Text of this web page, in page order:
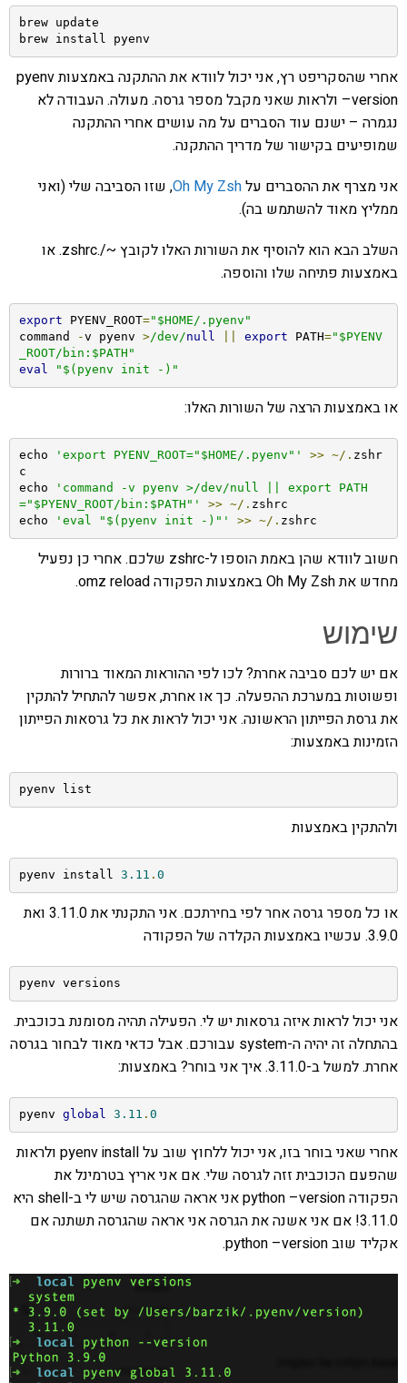
brew update
brew install pyenv
אחרי שהסקריפט רץ, אני יכול לוודא את ההתקנה באמצעות pyenv
–version ולראות שאני מקבל מספר גרסה. מעולה. העבודה לא
נגמרה – ישנם עוד הסברים על מה עושים אחרי ההתקנה
שמופיעים בקישור של מדריך ההתקנה.
אני מצרף את ההסברים עלOh My Zsh, שזו הסביבה שלי (ואני
ממליץ מאוד להשתמש בה).
השלב הבא הוא להוסיף את השורות האלו לקובץ ~/.zshrc. או
באמצעות פתיחה שלו והוספה.
export PYENV_ROOT="$HOME/.pyenv"
command
-v pyenv >/dev/null export PATH="$PYENV
_ROOT/bin:$PATH"
eval
"$(pyenv init -)"
או באמצעות הרצה של השורות האלו:
echo 'export PYENV_ROOT="$HOME/.pyenv"' >> ~/. zshr
c
echo
'command -v pyenv >/dev/null || export PATH
="$PYENV_ROOT/bin:$PATH"'
>> ~/. zshrc
echo
'eval "$(pyenv init -)"' >> ~/. zshrc
חשוב לוודא שהן באמת הוספו ל-zshrc שלכם. אחרי כן נפעיל
מחדש את Oh My Zsh באמצעות הפקודה omz reload.
שימוש
אם יש לכם סביבה אחרת? לכו לפי ההוראות המאוד ברורות
ופשוטות במערכת ההפעלה. כך או אחרת, אפשר להתחיל להתקין
את גרסת הפייתון הראשונה. אני יכול לראות את כל גרסאות הפייתון
הזמינות באמצעות:
pyenv list
ולהתקין באמצעות
pyenv install 3.11 . 0
או כל מספר גרסה אחר לפי בחירתכם. אני התקנתי את 3.11.0 ואת
3.9.0. עכשיו באמצעות הקלדה של הפקודה
pyenv versions
אני יכול לראות איזה גרסאות יש לי. הפעילה תהיה מסומנת בכוכבית.
בהתחלה זה יהיה ה-system עבורכם. אבל כדאי מאוד לבחור בגרסה
אחרת. למשל ב-3.11.0. איך אני בוחר? באמצעות:
pyenv global 3.11 . 0
אחרי שאני בוחר בזו, אני יכול ללחוץ שוב על pyenv install ולראות
שהפעם הכוכבית זזה לגרסה שלי. אם אני אריץ בטרמינל את
הפקודה python –version אני אראה שהגרסה שיש לי ב-shell היא
3.11.0! אם אני אשנה את הגרסה אני אראה שהגרסה תשתנה אם
אקליד שוב python –version.